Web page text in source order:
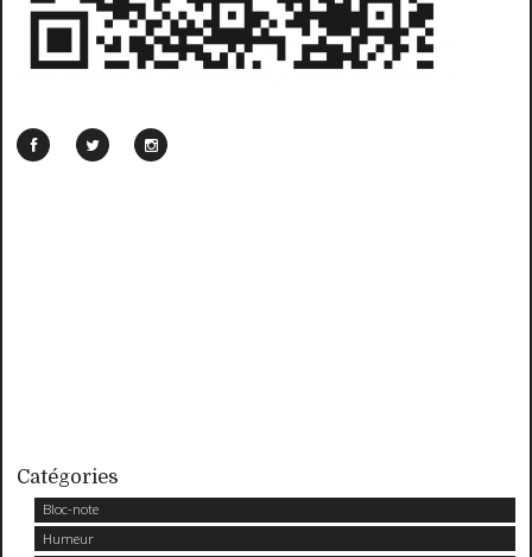
Catégories
Bloc-note
Humeur